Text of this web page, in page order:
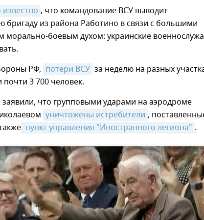
известно , что командование ВСУ выводит
бригаду из района Работино в связи с большими
морально-боевым духом: украинские
РФ, потери ВСУ за неделю на разных
3 700 человек.
заявили, что групповыми ударами на аэродроме
уничтожены истребители ,
пункт управления "Иностранного легиона" .